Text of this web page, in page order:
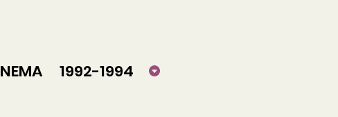
1992-1994